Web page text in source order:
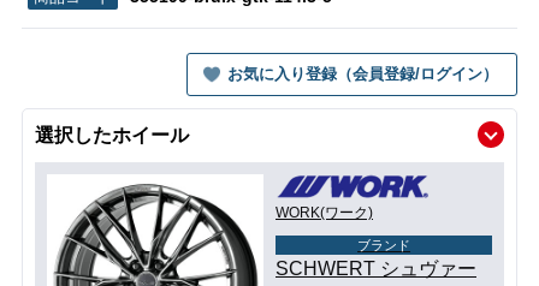
お気に入り登録（会員登録/ログイン）
選択したホイール
WORK(ワーク)
ブランド
SCHWERT シュヴァー